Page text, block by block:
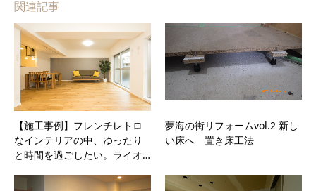
関連記事
【施工事例】フレンチレトロ
なインテリアの中、ゆったり
と時間を過ごしたい。ライオ…
夢海の街リフォームvol.2 新し
い床へ 置き床工法